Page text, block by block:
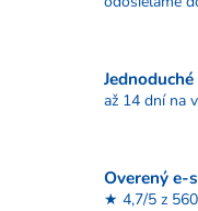
až 14 dní na
Overený e-
★ 4,7/5 z